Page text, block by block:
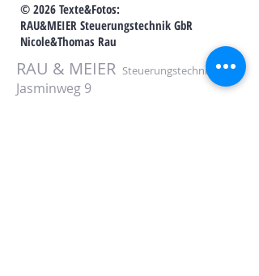
© 2026 Texte&Fotos:
RAU&MEIER Steuerungstechnik GbR
Nicole&Thomas Rau
RAU & MEIER Steuerungstechnik GbR
Jasminweg 9